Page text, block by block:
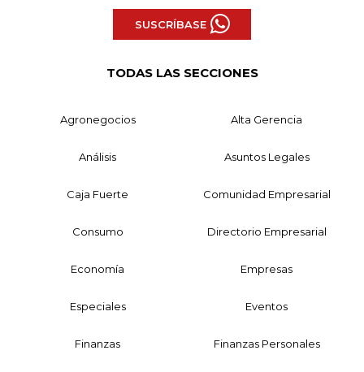
SUSCRÍBASE
TODAS LAS SECCIONES
Agronegocios Alta Gerencia
Análisis Asuntos Legales
Caja Fuerte Comunidad Empresarial
Consumo Directorio Empresarial
Economía Empresas
Especiales Eventos
Finanzas Finanzas Personales